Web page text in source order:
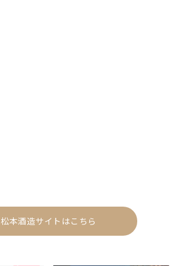
松本酒造サイトはこちら